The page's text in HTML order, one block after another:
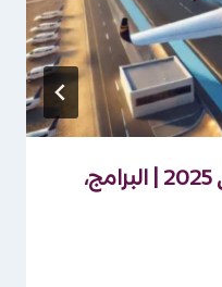
أكاديمية الخليج للطيران 2025 | البرامج،